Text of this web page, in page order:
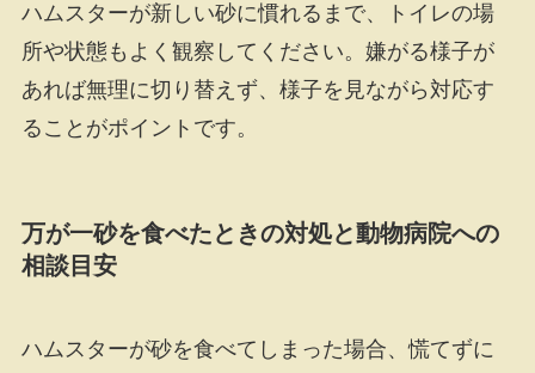
ハムスターが新しい砂に慣れるまで、トイレの場
所や状態もよく観察してください。嫌がる様子が
あれば無理に切り替えず、様子を見ながら対応す
ることがポイントです。
万が一砂を食べたときの対処と動物病院への
相談目安
ハムスターが砂を食べてしまった場合、慌てずに